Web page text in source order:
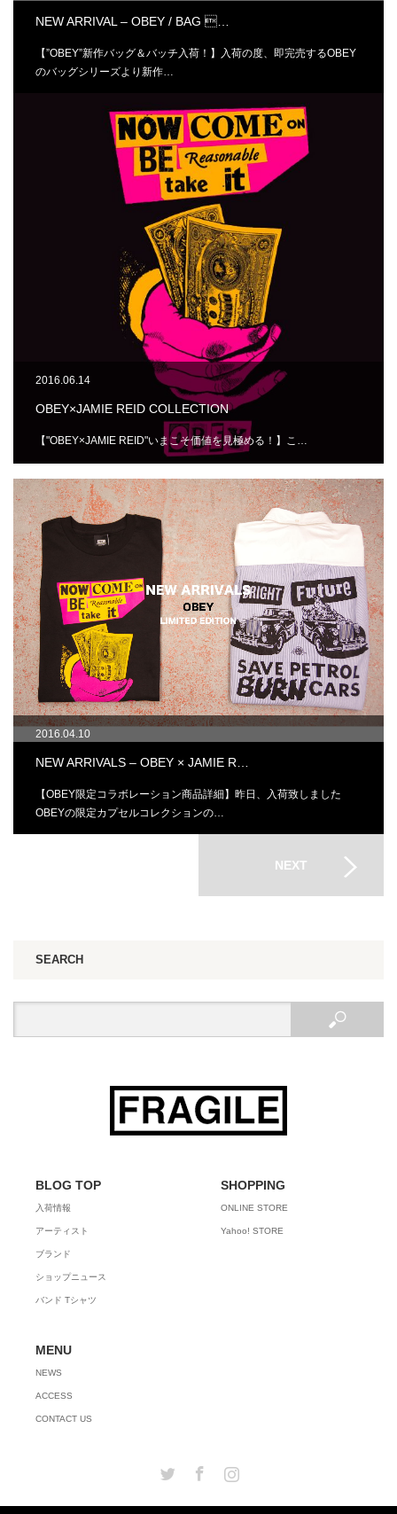
NEW ARRIVAL – OBEY / BAG …
【”OBEY”新作バッグ＆バッチ入荷！】入荷の度、即完売するOBEY
のバッグシリーズより新作…
2016.06.14
OBEY×JAMIE REID COLLECTION
【"OBEY×JAMIE REID"いまこそ価値を見極める！】こ…
2016.04.10
NEW ARRIVALS – OBEY × JAMIE R…
【OBEY限定コラボレーション商品詳細】昨日、入荷致しました
OBEYの限定カプセルコレクションの…
NEXT
SEARCH
BLOG TOP
入荷情報
アーティスト
ブランド
ショップニュース
バンド Tシャツ
SHOPPING
ONLINE STORE
Yahoo! STORE
MENU
NEWS
ACCESS
CONTACT US
Twitter Facebook